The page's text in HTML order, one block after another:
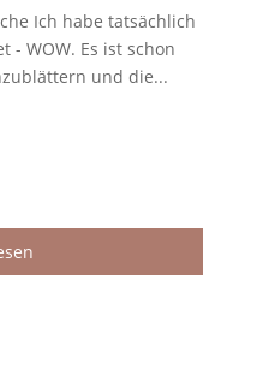
Ich habe tatsächlich
- WOW. Es ist schon
und die...